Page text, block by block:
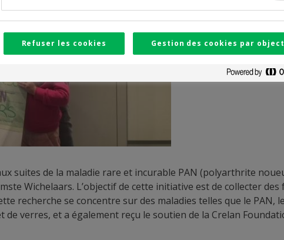
suites de la maladie rare et incurable PAN (polyarthrite
Wichelaars. L’objectif de cette initiative est de collecter
recherche se concentre sur des maladies telles que le PAN,
verres, et a également reçu le soutien de la Crelan
Refuser les cookies Gestion des cookies par